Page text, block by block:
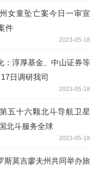
女童坠亡案今日一审宣
件
2023-05-18
：淳厚基金、中山证券等
日调研我司
2023-05-18
五十六颗北斗导航卫星
北斗服务全球
2023-05-18
斯莫吉廖夫州共同举办旅